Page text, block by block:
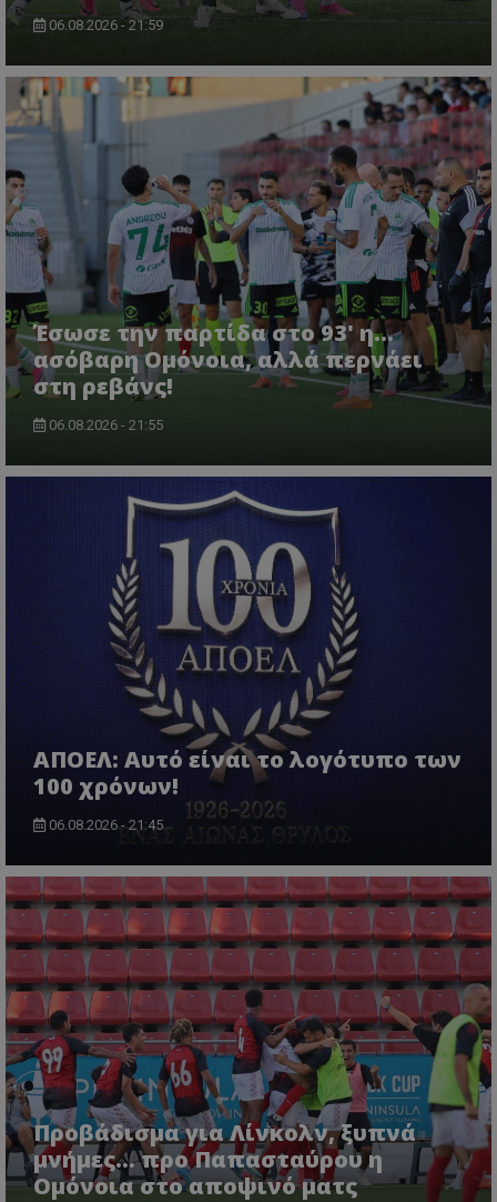
06.08.2026 - 21:59
Έσωσε την παρτίδα στο 93' η...
ασόβαρη Ομόνοια, αλλά περνάει
στη ρεβάνς!
06.08.2026 - 21:55
ΑΠΟΕΛ: Αυτό είναι το λογότυπο των
100 χρόνων!
06.08.2026 - 21:45
Προβάδισμα για Λίνκολν, ξυπνά
μνήμες... προ Παπασταύρου η
Ομόνοια στο αποψινό ματς